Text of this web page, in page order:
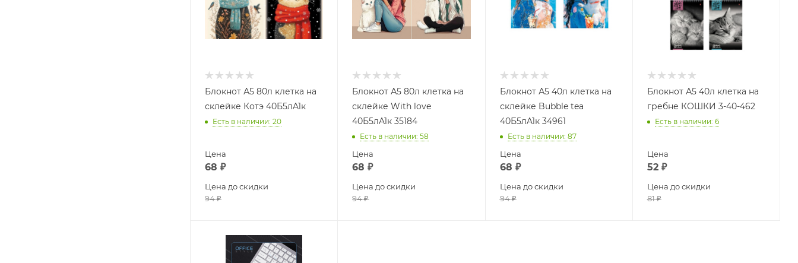
Блокнот А5 80л клетка на
склейке Котэ 40Б5лA1к
Есть в наличии: 20
Цена
68 ₽
Цена до скидки
94₽
Блокнот А5 80л клетка на
склейке With love
40Б5лA1к 35184
Есть в наличии: 58
Цена
68 ₽
Цена до скидки
94₽
Блокнот А5 40л клетка на
склейке Bubble tea
40Б5лA1к 34961
Есть в наличии: 87
Цена
68 ₽
Цена до скидки
94₽
Блокнот А5 40л клетка на
гребне КОШКИ 3-40-462
Есть в наличии: 6
Цена
52₽
Цена до скидки
81₽